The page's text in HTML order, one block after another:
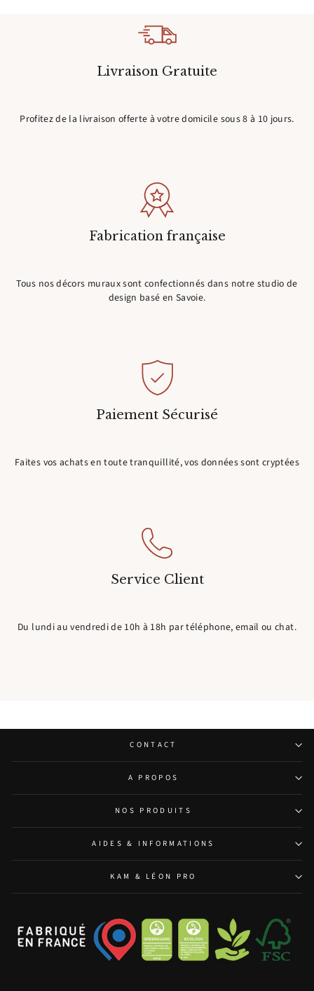
Livraison Gratuite
Profitez de la livraison offerte à votre domicile sous 8 à 10 jours.
Fabrication française
Tous nos décors muraux sont confectionnés dans notre studio de
design basé en Savoie.
Paiement Sécurisé
Faites vos achats en toute tranquillité, vos données sont cryptées
Service Client
Du lundi au vendredi de 10h à 18h par téléphone, email ou chat.
CONTACT
A PROPOS
NOS PRODUITS
AIDES & INFORMATIONS
KAM & LÉON PRO